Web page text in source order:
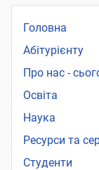
Головна
Абітурієнту
Про нас -
Освіта
Наука
Ресурси та
Студенти